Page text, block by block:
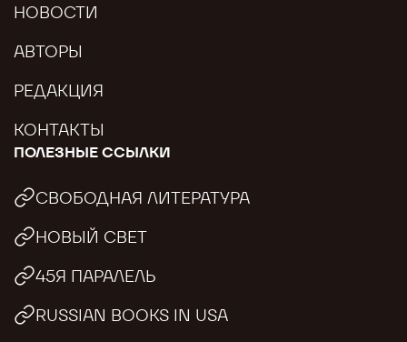
НОВОСТИ
АВТОРЫ
РЕДАКЦИЯ
КОНТАКТЫ
ПОЛЕЗНЫЕ ССЫЛКИ
СВОБОДНАЯ ЛИТЕРАТУРА
НОВЫЙ СВЕТ
45Я ПАРАЛЕЛЬ
RUSSIAN BOOKS IN USA